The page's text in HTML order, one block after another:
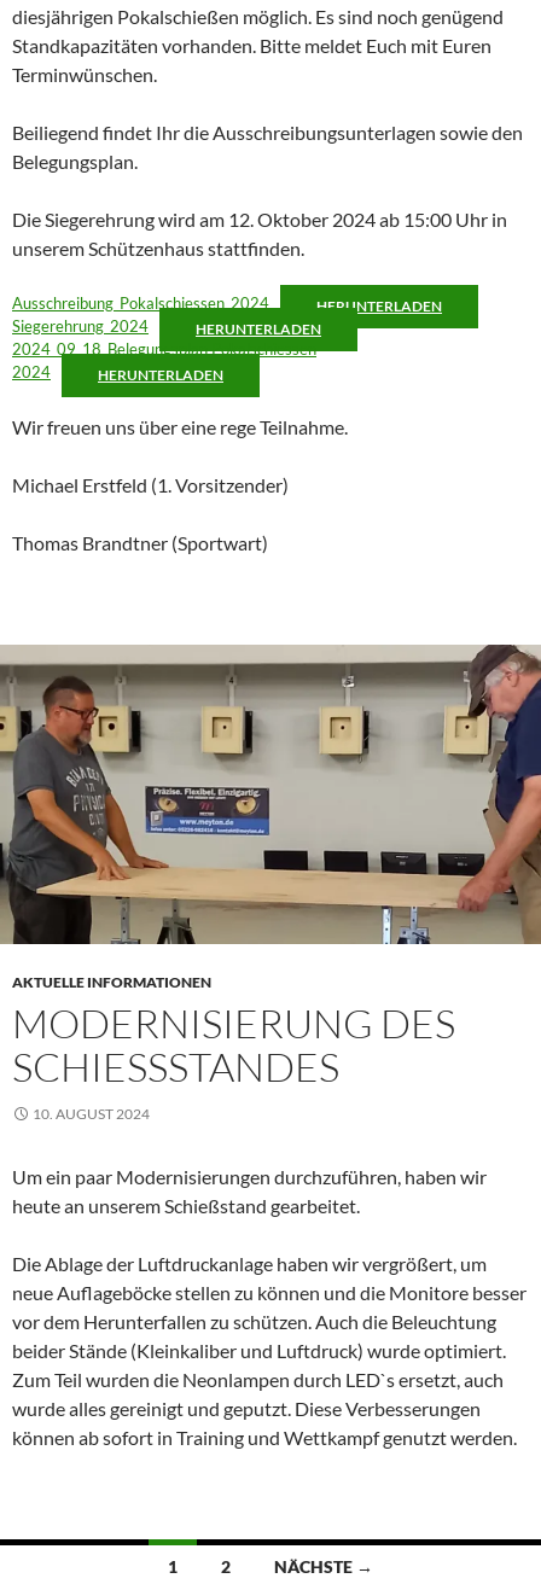
diesjährigen Pokalschießen möglich. Es sind noch genügend
Standkapazitäten vorhanden. Bitte meldet Euch mit Euren
Terminwünschen.
Beiliegend findet Ihr die Ausschreibungsunterlagen sowie den
Belegungsplan.
Die Siegerehrung wird am 12. Oktober 2024 ab 15:00 Uhr in
unserem Schützenhaus stattfinden.
Ausschreibung_Pokalschiessen_2024 HERUNTERLADEN
Siegerehrung_2024 HERUNTERLADEN
2024_09_18_Belegungsplan Pokalschiessen
2024
HERUNTERLADEN
Wir freuen uns über eine rege Teilnahme.
Michael Erstfeld (1. Vorsitzender)
Thomas Brandtner (Sportwart)
AKTUELLE INFORMATIONEN
MODERNISIERUNG DES
SCHIESSSTANDES
10. AUGUST 2024
Um ein paar Modernisierungen durchzuführen, haben wir
heute an unserem Schießstand gearbeitet.
Die Ablage der Luftdruckanlage haben wir vergrößert, um
neue Auflageböcke stellen zu können und die Monitore besser
vor dem Herunterfallen zu schützen. Auch die Beleuchtung
beider Stände (Kleinkaliber und Luftdruck) wurde optimiert.
Zum Teil wurden die Neonlampen durch LED`s ersetzt, auch
wurde alles gereinigt und geputzt. Diese Verbesserungen
können ab sofort in Training und Wettkampf genutzt werden.
Beitragsnavigation
1 2 NÄCHSTE →